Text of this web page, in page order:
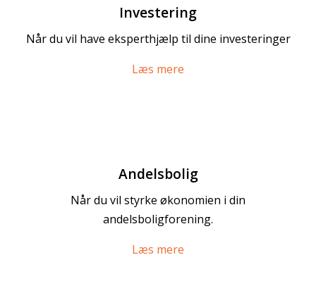
Investering
Når du vil have eksperthjælp til dine investeringer
Læs mere
Andelsbolig
Når du vil styrke økonomien i din
andelsboligforening.
Læs mere